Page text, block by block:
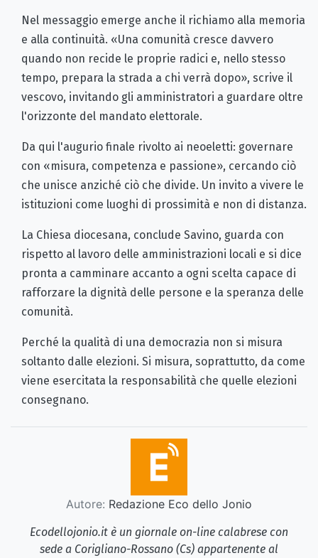
Nel messaggio emerge anche il richiamo alla memoria
e alla continuità. «Una comunità cresce davvero
quando non recide le proprie radici e, nello stesso
tempo, prepara la strada a chi verrà dopo», scrive il
vescovo, invitando gli amministratori a guardare oltre
l'orizzonte del mandato elettorale.
Da qui l'augurio finale rivolto ai neoeletti: governare
con «misura, competenza e passione», cercando ciò
che unisce anziché ciò che divide. Un invito a vivere le
istituzioni come luoghi di prossimità e non di distanza.
La Chiesa diocesana, conclude Savino, guarda con
rispetto al lavoro delle amministrazioni locali e si dice
pronta a camminare accanto a ogni scelta capace di
rafforzare la dignità delle persone e la speranza delle
comunità.
Perché la qualità di una democrazia non si misura
soltanto dalle elezioni. Si misura, soprattutto, da come
viene esercitata la responsabilità che quelle elezioni
consegnano.
Autore: Redazione Eco dello Jonio
Ecodellojonio.it è un giornale on-line calabrese con
sede a Corigliano-Rossano (Cs) appartenente al